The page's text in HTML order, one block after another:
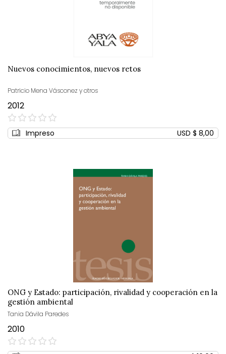
Nuevos conocimientos, nuevos retos
Patricio Mena Vásconez y otros
2012
0%
Impreso USD $ 8,00
ONG y Estado: participación, rivalidad y cooperación en la
gestión ambiental
Tania Dávila Paredes
2010
0%